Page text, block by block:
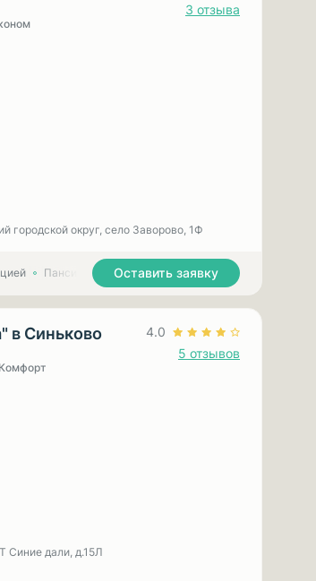
3 отзыва
городской округ, село Заворово, 1Ф
Пансионаты для лежачих пожилых людей
Оставить заявку
в Синьково
4.0
5 отзывов
Комфорт
Синие дали, д.15Л